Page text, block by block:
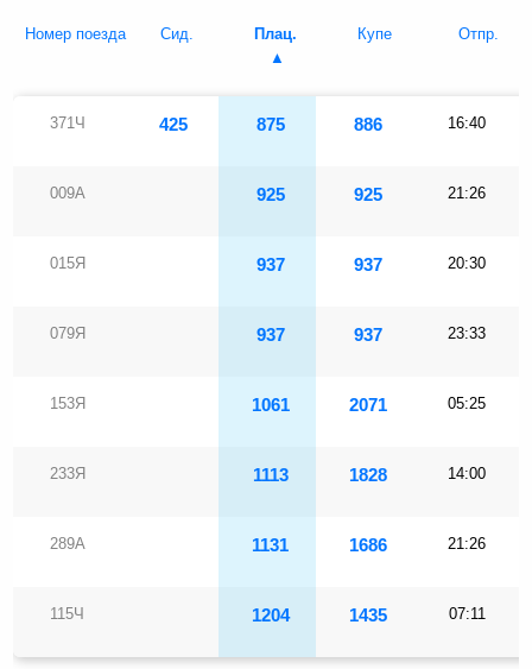
Номер поезда Сид. Плац. Купе Отпр.
371Ч 425 875 886 16:40
009А 925 925 21:26
015Я 937 937 20:30
079Я 937 937 23:33
153Я 1061 2071 05:25
233Я 1113 1828 14:00
289А 1131 1686 21:26
115Ч 1204 1435 07:11